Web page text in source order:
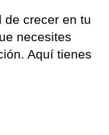
de crecer en tu
necesites
Aquí tienes